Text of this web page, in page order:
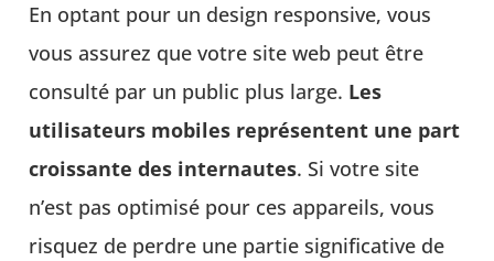
En optant pour un design responsive, vous
vous assurez que votre site web peut être
consulté par un public plus large. Les
utilisateurs mobiles représentent une part
croissante des internautes. Si votre site
n’est pas optimisé pour ces appareils, vous
risquez de perdre une partie significative de